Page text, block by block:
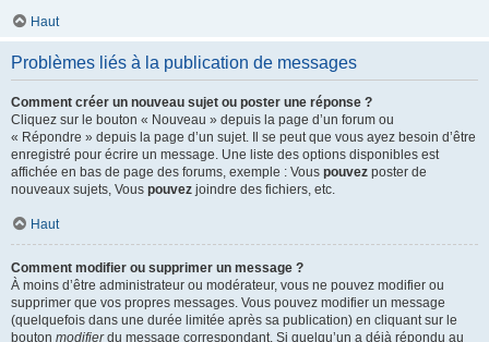
Haut
Problèmes liés à la publication de messages
Comment créer un nouveau sujet ou poster une réponse ?
Cliquez sur le bouton « Nouveau » depuis la page d’un forum ou
« Répondre » depuis la page d’un sujet. Il se peut que vous ayez besoin d’être
enregistré pour écrire un message. Une liste des options disponibles est
affichée en bas de page des forums, exemple : Vous pouvez poster de
nouveaux sujets, Vous pouvez joindre des fichiers, etc.
Haut
Comment modifier ou supprimer un message ?
À moins d’être administrateur ou modérateur, vous ne pouvez modifier ou
supprimer que vos propres messages. Vous pouvez modifier un message
(quelquefois dans une durée limitée après sa publication) en cliquant sur le
bouton modifierdu message correspondant. Si quelqu’un a déjà répondu au